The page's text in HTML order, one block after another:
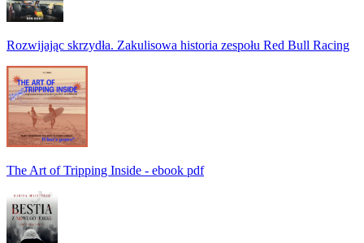
Rozwijając skrzydła. Zakulisowa historia zespołu Red Bull Racing
The Art of Tripping Inside - ebook pdf